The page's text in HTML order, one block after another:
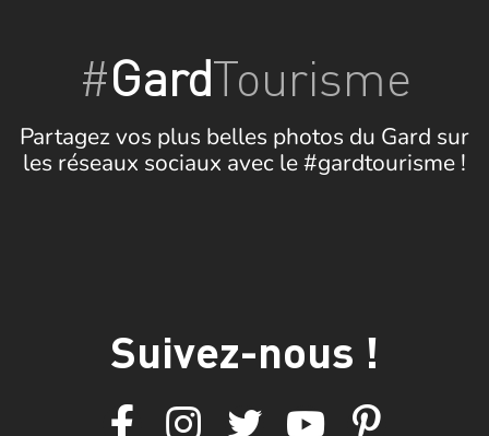
#GardTourisme
Partagez vos plus belles photos du Gard sur
les réseaux sociaux avec le #gardtourisme !
Suivez-nous !